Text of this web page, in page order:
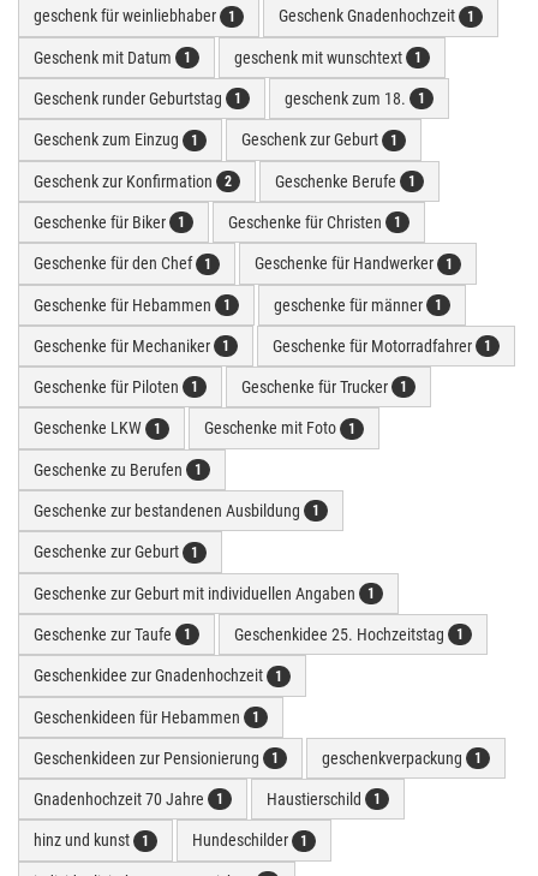
geschenk für weinliebhaber 1 Geschenk Gnadenhochzeit 1
Geschenk mit Datum 1 geschenk mit wunschtext 1
Geschenk runder Geburtstag 1 geschenk zum 18. 1
Geschenk zum Einzug 1 Geschenk zur Geburt 1
Geschenk zur Konfirmation 2 Geschenke Berufe 1
Geschenke für Biker 1 Geschenke für Christen 1
Geschenke für den Chef 1 Geschenke für Handwerker 1
Geschenke für Hebammen 1 geschenke für männer 1
Geschenke für Mechaniker 1 Geschenke für Motorradfahrer 1
Geschenke für Piloten 1 Geschenke für Trucker 1
Geschenke LKW 1 Geschenke mit Foto 1
Geschenke zu Berufen 1
Geschenke zur bestandenen Ausbildung 1
Geschenke zur Geburt 1
Geschenke zur Geburt mit individuellen Angaben 1
Geschenke zur Taufe 1 Geschenkidee 25. Hochzeitstag 1
Geschenkidee zur Gnadenhochzeit 1
Geschenkideen für Hebammen 1
Geschenkideen zur Pensionierung 1 geschenkverpackung 1
Gnadenhochzeit 70 Jahre 1 Haustierschild 1
hinz und kunst 1 Hundeschilder 1